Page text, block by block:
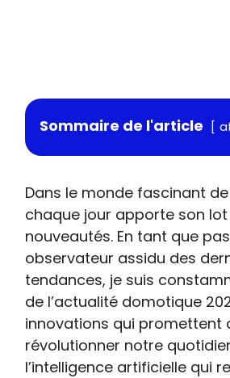
Sommaire de l'article
Dans le monde fascinant
chaque jour apporte son
nouveautés. En tant que
observateur assidu des
tendances, je suis
de l’actualité domotique
innovations qui promettent
révolutionner notre
l’intelligence artificielle qui